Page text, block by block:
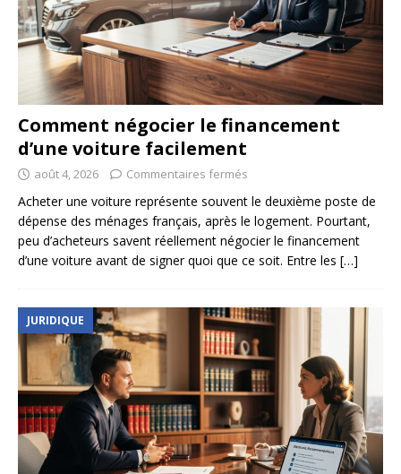
Comment négocier le financement
d’une voiture facilement
août 4, 2026 Commentaires fermés
Acheter une voiture représente souvent le deuxième poste de
dépense des ménages français, après le logement. Pourtant,
peu d’acheteurs savent réellement négocier le financement
d’une voiture avant de signer quoi que ce soit. Entre les […]
JURIDIQUE